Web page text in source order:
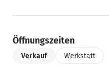
Öffnungszeiten
Verkauf Werkstatt